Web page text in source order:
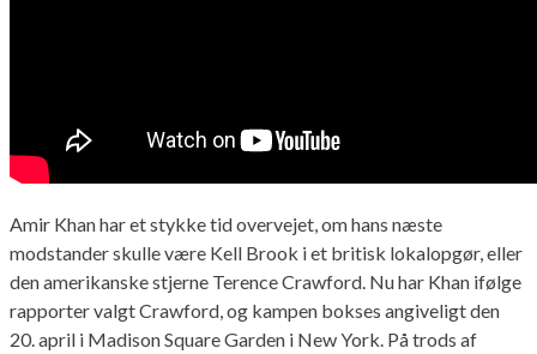
Amir Khan har et stykke tid overvejet, om hans næste
modstander skulle være Kell Brook i et britisk lokalopgør, eller
den amerikanske stjerne Terence Crawford. Nu har Khan ifølge
rapporter valgt Crawford, og kampen bokses angiveligt den
20. april i Madison Square Garden i New York. På trods af